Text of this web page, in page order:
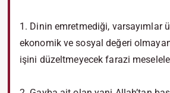
1. Dinin emretmediği, varsayımlar
ekonomik ve sosyal değeri
işini düzeltmeyecek farazi